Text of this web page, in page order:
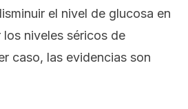
el nivel de glucosa en
los niveles séricos de
caso, las evidencias son